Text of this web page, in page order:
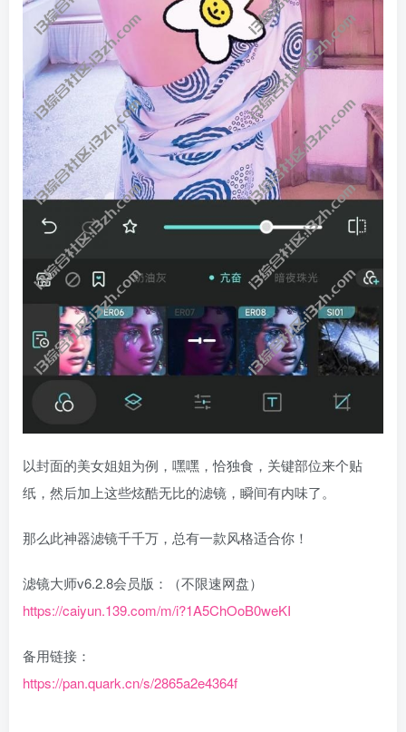
以封面的美女姐姐为例，嘿嘿，恰独食，关键部位来个贴
纸，然后加上这些炫酷无比的滤镜，瞬间有内味了。
那么此神器滤镜千千万，总有一款风格适合你！
滤镜大师v6.2.8会员版：（不限速网盘）
https://caiyun.139.com/m/i?1A5ChOoB0weKI
备用链接：
https://pan.quark.cn/s/2865a2e4364f